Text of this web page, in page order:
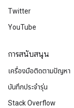
Twitter
YouTube
การสนับสนุน
เครื่องมือติดตามปัญหา
บันทึกประจำรุ่น
Stack Overflow